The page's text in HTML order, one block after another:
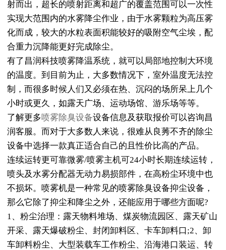
射而出，超长的喷射距离和超广的覆盖范围可以一次性
实现大范围内的水雾降尘作业，由于水雾颗粒为高压雾
化而成，较大的水粒表面积能较好的吸附空气尘埃，配
合重力沉降能更好完成除尘。
有了昌润科技喷雾降温系统，就可以局部地控制大环境
的温度。到目前为止，大多数情况下，室外温度无法控
制，而很多时候人们又必须在热、沉闷的场所呆上几个
小时或更久，如露天广场、运动场馆、游乐场等等。
了解更多喷雾除臭设备设备信息及获取报价可以咨询昌
润客服。而对于大多数人来说，很难从良莠不齐的除尘
设备中选择一款真正适合自己的且性价比高的产品。
连续运转更可靠微雾/喷雾主机可24小时长期连续运转，
喷头及水雾分配器无动力易损部件，在高粉尘环境中也
不损坏。喷雾机是一种常见的喷雾除臭设备抑尘设备，
那么它除了抑尘和降尘之外，还能应用于哪些方面呢?
1、粉尘治理：露天物料堆场、煤炭物流园区、露天矿山
开采、露天爆破粉尘、封闭卸料区、卡车卸料口;2、卸
车卸料粉尘、大型装载车工作粉尘、沿海港口装运、转